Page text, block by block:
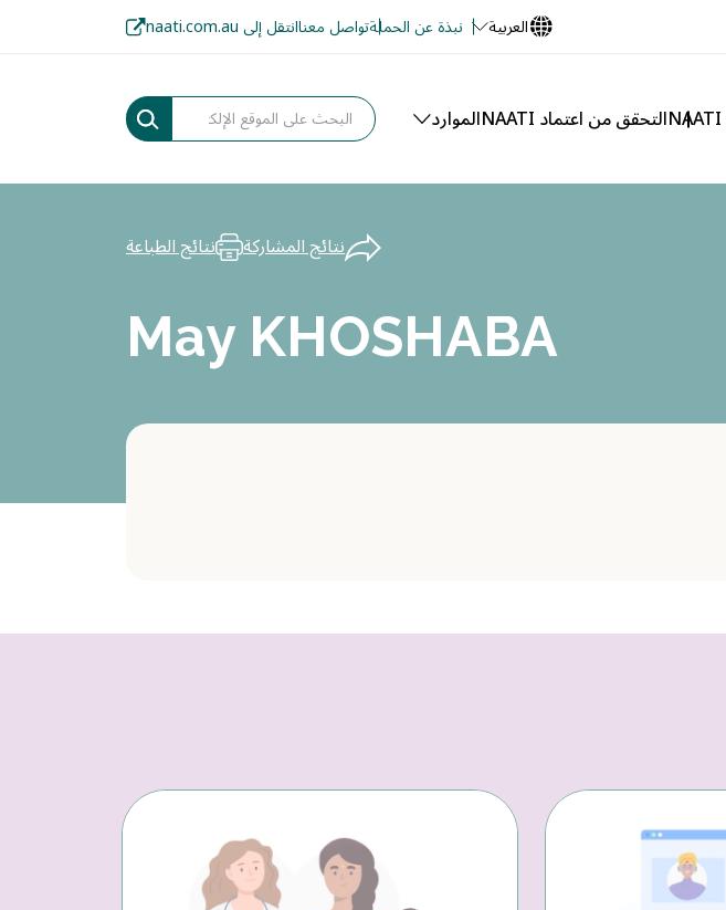
العربية نبذة عن الحملةتواصل معناانتقل إلى naati.com.au
التحقق من اعتماد NAATI الموارد
نتائج المشاركة نتائج الطباعة
May KHOSHABA